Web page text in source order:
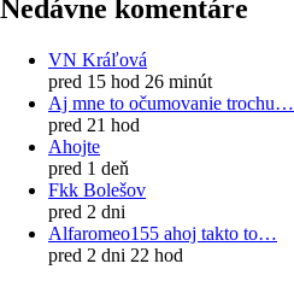
Nedávne komentáre
VN Kráľová
pred 15 hod 26 minút
Aj mne to očumovanie trochu…
pred 21 hod
Ahojte
pred 1 deň
Fkk Bolešov
pred 2 dni
Alfaromeo155 ahoj takto to…
pred 2 dni 22 hod